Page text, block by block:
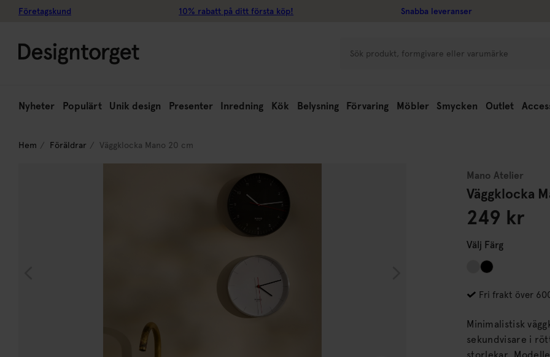
Företagskund 10% rabatt på ditt första köp! Snabba leveranser
Nyheter Populärt Unik design Presenter Inredning Kök Belysning Förvaring Möbler Smycken Outlet
Hem Föräldrar Väggklocka Mano 20 cm
Mano Atelier
Väggklocka
249 kr
Välj Färg
Fri frakt över
Minimalistisk
sekundvisare i rött. Klockan drivs med batteri och finns i tre